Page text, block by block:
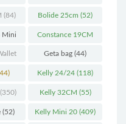
(84) Bolide 25cm (52)
Mini Constance 19CM
(571)
Geta bag (44)
Kelly 24/24 (118)
(350) Kelly 32CM (55)
(52) Kelly Mini 20 (409)